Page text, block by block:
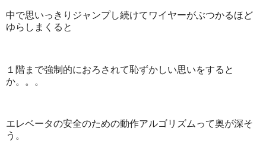
中で思いっきりジャンプし続けてワイヤーがぶつかるほど
ゆらしまくると
１階まで強制的におろされて恥ずかしい思いをすると
か。。。
エレベータの安全のための動作アルゴリズムって奥が深そ
う。